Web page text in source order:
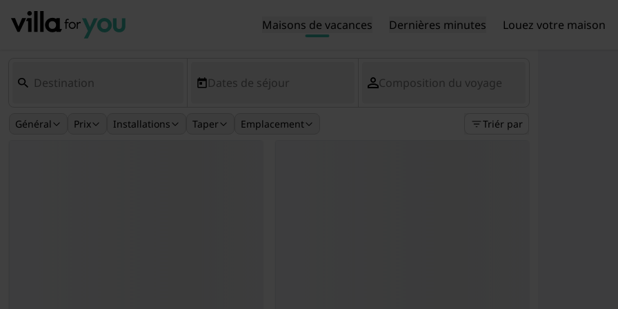
Maisons de vacances Dernières minutes Louez votre maison
Dates de séjour Composition du voyage
Général Prix Installations Taper Emplacement Triér par